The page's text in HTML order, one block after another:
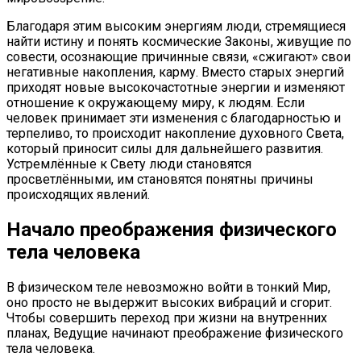
Благодаря этим высоким энергиям люди, стремящиеся
найти истину и понять космические Законы, живущие по
совести, осознающие причинные связи, «сжигают» свои
негативные накопления, карму. Вместо старых энергий
приходят новые высокочастотные энергии и изменяют
отношение к окружающему миру, к людям. Если
человек принимает эти изменения с благодарностью и
терпеливо, то происходит накопление духовного Света,
который приносит силы для дальнейшего развития.
Устремлённые к Свету люди становятся
просветлёнными, им становятся понятны причины
происходящих явлений.
Начало преображения физического
тела человека
В физическом теле невозможно войти в тонкий Мир,
оно просто не выдержит высоких вибраций и сгорит.
Чтобы совершить переход при жизни на внутренних
планах, Ведущие начинают преображение физического
тела человека.